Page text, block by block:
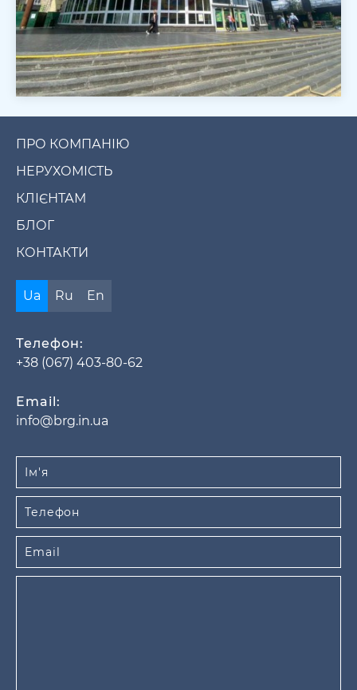
ПРО КОМПАНІЮ
НЕРУХОМІСТЬ
КЛІЄНТАМ
БЛОГ
КОНТАКТИ
Ua Ru En
Телефон:
+38 (067) 403-80-62
Email:
info@brg.in.ua